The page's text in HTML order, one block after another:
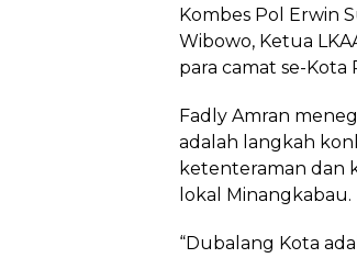
Kombes Pol Erwin
Wibowo, Ketua
para camat se-Kota
Fadly Amran
adalah langkah
ketenteraman dan
lokal Minangkabau.
“Dubalang Kota